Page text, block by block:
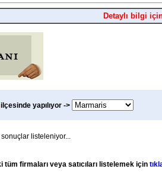
Detaylı bilgi
ilçesinde yapılıyor ->
listeleniyor...
tüm firmaları veya satıcıları listelemek için